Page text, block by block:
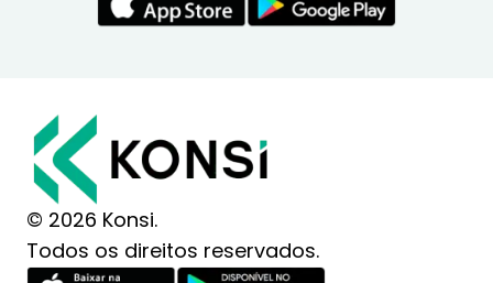
© 2026 Konsi.
Todos os direitos reservados.